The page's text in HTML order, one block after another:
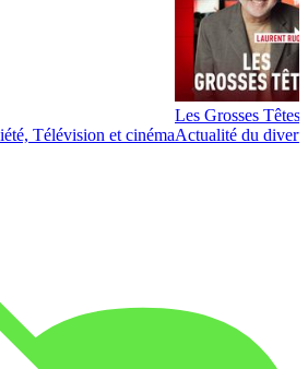
Télévision et cinéma
Les Grosses Têtes
Actualité du